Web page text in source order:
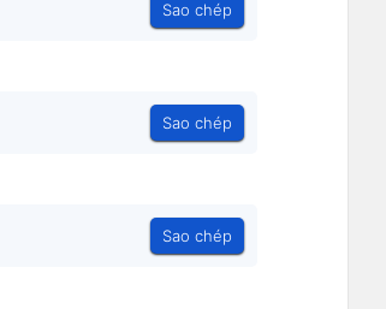
Sao chép
Sao chép
Sao chép